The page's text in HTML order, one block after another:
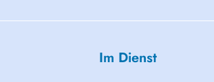
Im Dienst